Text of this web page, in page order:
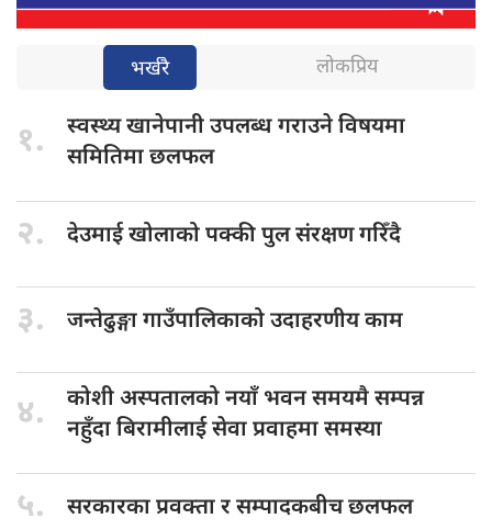
भर्खरै लोकप्रिय
१. स्वस्थ्य खानेपानीउपलब्ध गराउने विषयमा
समितिमा छलफल
२. देउमाई खोलाकोपक्की पुल संरक्षण गरिँदै
३. जन्तेढुङ्गा गाउँपालिकाकोउदाहरणीय काम
४. कोशी अस्पतालकोनयाँ भवन समयमै सम्पन्न
नहुँदा बिरामीलाई सेवा प्रवाहमा समस्या
५. सरकारका प्रवक्तार सम्पादकबीच छलफल